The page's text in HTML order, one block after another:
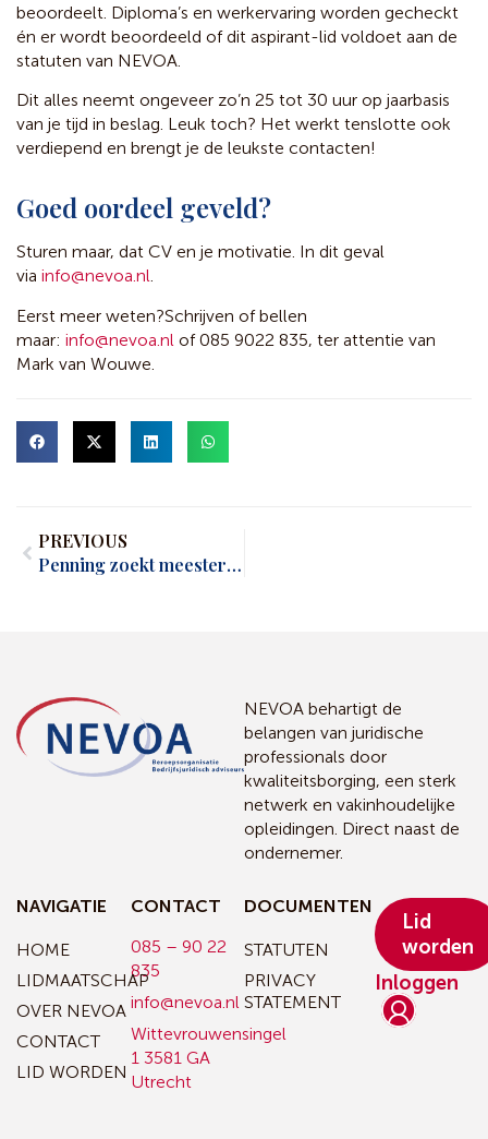
beoordeelt. Diploma’s en werkervaring worden gecheckt
én er wordt beoordeeld of dit aspirant-lid voldoet aan de
statuten van NEVOA.
Dit alles neemt ongeveer zo’n 25 tot 30 uur op jaarbasis
van je tijd in beslag. Leuk toch? Het werkt tenslotte ook
verdiepend en brengt je de leukste contacten!
Goed oordeel geveld?
Sturen maar, dat CV en je motivatie. In dit geval
via info@nevoa.nl.
Eerst meer weten?Schrijven of bellen
maar: info@nevoa.nl of 085 9022 835, ter attentie van
Mark van Wouwe.
PREVIOUS
Penning zoekt meester en bestuurder zoekt collega
NEVOA behartigt de
belangen van juridische
professionals door
kwaliteitsborging, een sterk
netwerk en vakinhoudelijke
opleidingen. Direct naast de
ondernemer.
NAVIGATIE
HOME
LIDMAATSCHAP
OVER NEVOA
CONTACT
LID WORDEN
CONTACT
085 – 90 22
835
info@nevoa.nl
Wittevrouwensingel
1 3581 GA
Utrecht
DOCUMENTEN
STATUTEN
PRIVACY
STATEMENT
Inloggen
Lid
worden